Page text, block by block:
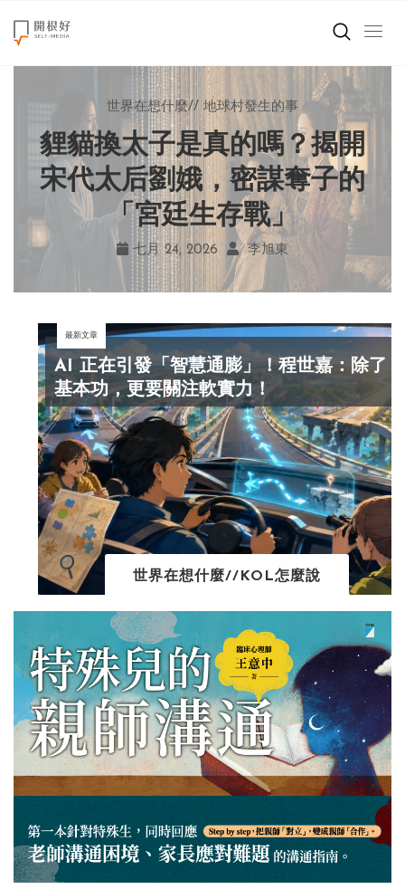
來點正能量
世界在想什麼
創造美好生活
小孩不是噩夢
職場商業經濟
影片專區
關於我們
來點正能量//如何說再見
鐘穎談善終：人生有限，愛
與陪伴永遠不夠，爭執嫉妒
多麼可笑
七月 29, 2026 鐘穎
小孩不是噩夢// 爸媽老師輕鬆教
自己打電話就能請假？岑澎
維新作《沒問題小學》看見
孩子的學習困境！
七月 31, 2026 魏妏秦
來點正能量 //提升自我
秒讀秒回就是在乎？心理師
揭開現代人的 4 種「親密錯
覺」！
八月 03, 2026 羅子琦
世界在想什麼// 地球村發生的事
貍貓換太子是真的嗎？揭開
宋代太后劉娥，密謀奪子的
「宮廷生存戰」
七月 24, 2026 李旭東
AI 正在引發「智慧通膨」！程世嘉：除了
基本功，更要關注軟實力！
最新文章
世界在想什麼//KOL怎麼說